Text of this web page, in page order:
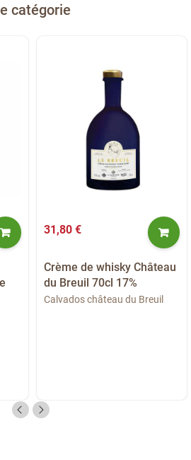
catégorie
31,80 €
Crème de whisky Château
du Breuil 70cl 17%
Calvados château du Breuil